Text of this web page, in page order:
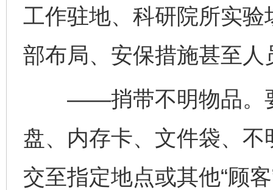
工作驻地、科研院所实
部布局、安保措施甚至人
——捎带不明物品。要
盘、内存卡、文件袋、
交至指定地点或其他“顾